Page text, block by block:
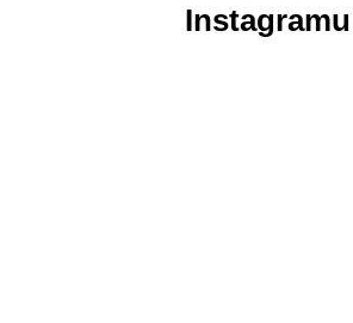
Instagramu